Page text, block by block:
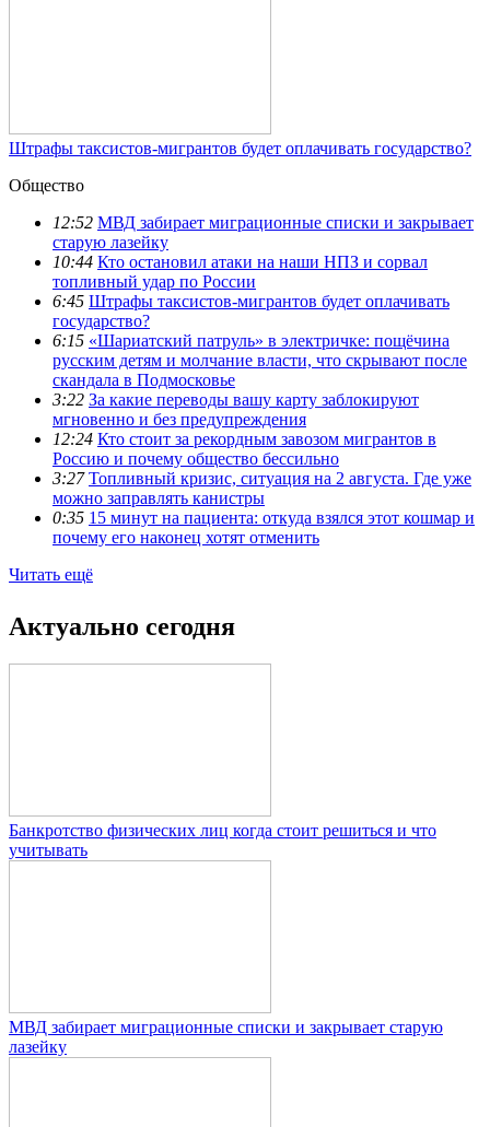
Штрафы таксистов-мигрантов будет оплачивать государство?
Общество
12:52 МВД забирает миграционные списки и закрывает
старую лазейку
10:44 Кто остановил атаки на наши НПЗ и сорвал
топливный удар по России
6:45 Штрафы таксистов-мигрантов будет оплачивать
государство?
6:15 «Шариатский патруль» в электричке: пощёчина
русским детям и молчание власти, что скрывают после
скандала в Подмосковье
3:22 За какие переводы вашу карту заблокируют
мгновенно и без предупреждения
12:24 Кто стоит за рекордным завозом мигрантов в
Россию и почему общество бессильно
3:27 Топливный кризис, ситуация на 2 августа. Где уже
можно заправлять канистры
0:35 15 минут на пациента: откуда взялся этот кошмар и
почему его наконец хотят отменить
Читать ещё
Актуально сегодня
Банкротство физических лиц когда стоит решиться и что
учитывать
МВД забирает миграционные списки и закрывает старую
лазейку